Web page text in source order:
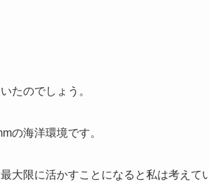
たのでしょう。
の海洋環境です。
大限に活かすことになると私は考えて